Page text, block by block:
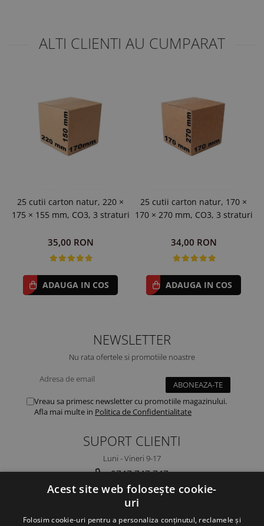
ALTI CLIENTI AU CUMPARAT
25 cutii carton natur, 220 ×
175 × 155 mm, CO3, 3 straturi
35,00 RON
ADAUGA IN COS
25 cutii carton natur, 170 ×
170 × 270 mm, CO3, 3 straturi
34,00 RON
ADAUGA IN COS
NEWSLETTER
Nu rata ofertele si promotiile noastre
Vreau sa primesc newsletter cu promotiile magazinului.
Afla mai multe in Politica de Confidentialitate
SUPORT CLIENTI
Luni - Vineri 9-17
0747 747 747
ambalaje@ambalaje24h.ro
MAGAZINUL MEU
Acest site web folosește cookie-
uri
Folosim cookie-uri pentru a personaliza conținutul, reclamele și